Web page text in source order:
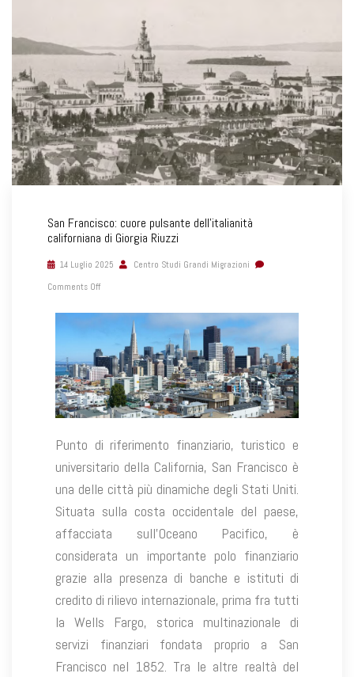
San Francisco: cuore pulsante dell’italianità
californiana di Giorgia Riuzzi
14 Luglio 2025
Centro Studi Grandi Migrazioni
Comments Off
Punto di riferimento finanziario, turistico e
universitario della California, San Francisco è
una delle città più dinamiche degli Stati Uniti.
Situata sulla costa occidentale del paese,
affacciata sull’Oceano Pacifico, è
considerata un importante polo finanziario
grazie alla presenza di banche e istituti di
credito di rilievo internazionale, prima fra tutti
la Wells Fargo, storica multinazionale di
servizi finanziari fondata proprio a San
Francisco nel 1852. Tra le altre realtà del